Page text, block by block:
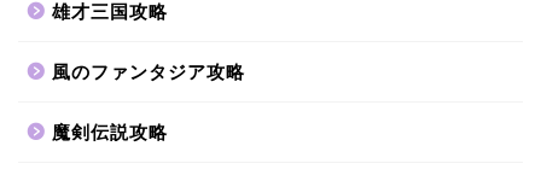
雄才三国攻略
風のファンタジア攻略
魔剣伝説攻略